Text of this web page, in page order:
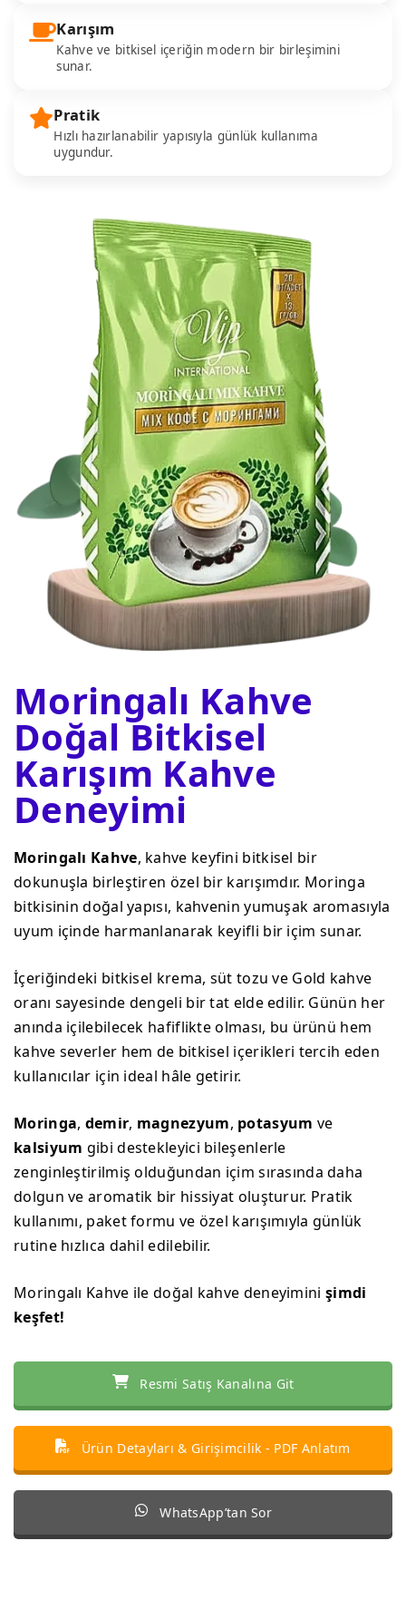
Karışım
Kahve ve bitkisel içeriğin modern bir birleşimini
sunar.
Pratik
Hızlı hazırlanabilir yapısıyla günlük kullanıma
uygundur.
Moringalı Kahve
Doğal Bitkisel
Karışım Kahve
Deneyimi
Moringalı Kahve, kahve keyfini bitkisel bir
dokunuşla birleştiren özel bir karışımdır. Moringa
bitkisinin doğal yapısı, kahvenin yumuşak aromasıyla
uyum içinde harmanlanarak keyifli bir içim sunar.
İçeriğindeki bitkisel krema, süt tozu ve Gold kahve
oranı sayesinde dengeli bir tat elde edilir. Günün her
anında içilebilecek hafiflikte olması, bu ürünü hem
kahve severler hem de bitkisel içerikleri tercih eden
kullanıcılar için ideal hâle getirir.
Moringa, demir, magnezyum, potasyum ve
kalsiyum gibi destekleyici bileşenlerle
zenginleştirilmiş olduğundan içim sırasında daha
dolgun ve aromatik bir hissiyat oluşturur. Pratik
kullanımı, paket formu ve özel karışımıyla günlük
rutine hızlıca dahil edilebilir.
Moringalı Kahve ile doğal kahve deneyimini şimdi
keşfet!
Resmi Satış Kanalına Git
Ürün Detayları & Girişimcilik - PDF Anlatım
WhatsApp’tan Sor